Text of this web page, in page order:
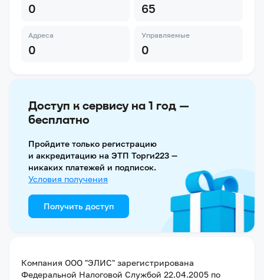
0 65
Адреса
0
Управляемые
0
Доступ к сервису на 1 год —
бесплатно
Пройдите только регистрацию
и аккредитацию на ЭТП Торги223 —
никаких платежей и подписок.
Условия получения
Получить доступ
Компания ООО "ЭЛИС" зарегистрирована
Федеральной Налоговой Службой 22.04.2005 по